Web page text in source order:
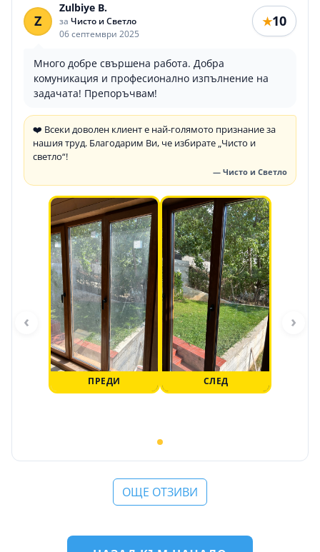
Z
Zulbiye B.
за Чисто и Светло
06 септември 2025
★10
Много добре свършена работа. Добра
комуникация и професионално изпълнение на
задачата! Препоръчвам!
❤️ Всеки доволен клиент е най-голямото признание за
нашия труд. Благодарим Ви, че избирате „Чисто и
светло“!
— Чисто и Светло
ПРЕДИ СЛЕД
‹ ›
ОЩЕ ОТЗИВИ